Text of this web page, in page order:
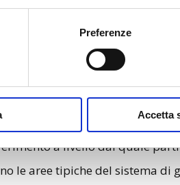
Preferenze
Accetta
tempo la non
che consenta di
a livello dal quale
le aree tipiche del sistema di